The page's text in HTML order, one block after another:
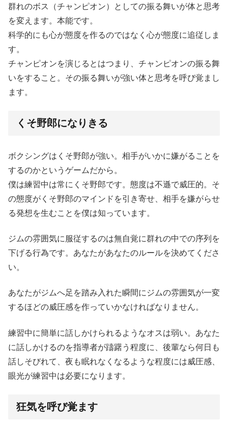
群れのボス（チャンピオン）としての振る舞いが体と思考
を変えます。本能です。
科学的にも心が態度を作るのではなく心が態度に追従しま
す。
チャンピオンを演じるとはつまり、チャンピオンの振る舞
いをすること。その振る舞いが強い体と思考を呼び覚まし
ます。
くそ野郎になりきる
ボクシングはくそ野郎が強い。相手がいかに嫌がることを
するのかというゲームだから。
僕は練習中は常にくそ野郎です。態度は不遜で威圧的。そ
の態度がくそ野郎のマインドを引き寄せ、相手を嫌がらせ
る発想を生むことを僕は知っています。
ジムの雰囲気に服従するのは無自覚に群れの中での序列を
下げる行為です。あなたがあなたのルールを決めてくださ
い。
あなたがジムへ足を踏み入れた瞬間にジムの雰囲気が一変
するほどの威圧感を作っていかなければなりません。
練習中に簡単に話しかけられるようなオスは弱い。あなた
に話しかけるのを指導者が躊躇う程度に、後輩なら何日も
話しそびれて、夜も眠れなくなるような程度には威圧感、
眼光が練習中は必要になります。
狂気を呼び覚ます